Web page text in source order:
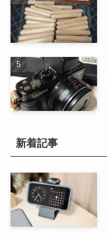
新着記事